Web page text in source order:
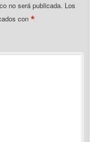
no será publicada. Los
con*